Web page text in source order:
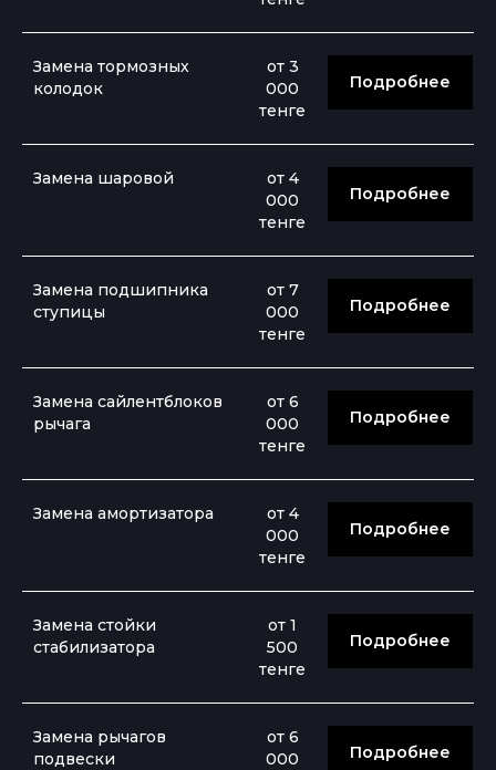
Замена тормозных
колодок
от 3
000
тенге
Подробнее
Замена шаровой
от 4
000
тенге
Подробнее
Замена подшипника
ступицы
от 7
000
тенге
Подробнее
Замена сайлентблоков
рычага
от 6
000
тенге
Подробнее
Замена амортизатора
от 4
000
тенге
Подробнее
Замена стойки
стабилизатора
от 1
500
тенге
Подробнее
Замена рычагов
подвески
от 6
000
Подробнее
Отзывы